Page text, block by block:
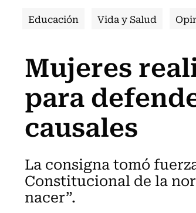
Educación Vida y Salud
Mujeres
para
causales
La consigna tomó
Constitucional de la
nacer”.